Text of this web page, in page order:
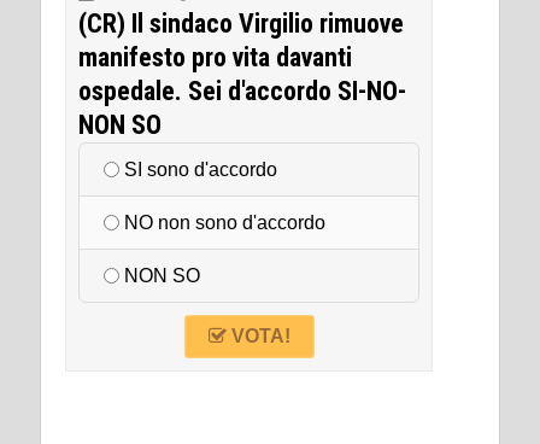
(CR) Il sindaco Virgilio rimuove
manifesto pro vita davanti
ospedale. Sei d'accordo SI-NO-
NON SO
SI sono d'accordo
NO non sono d'accordo
NON SO
VOTA!